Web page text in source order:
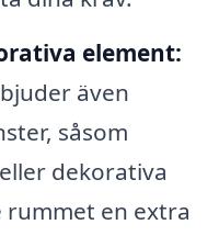
element:
även
såsom
dekorativa
rummet en extra